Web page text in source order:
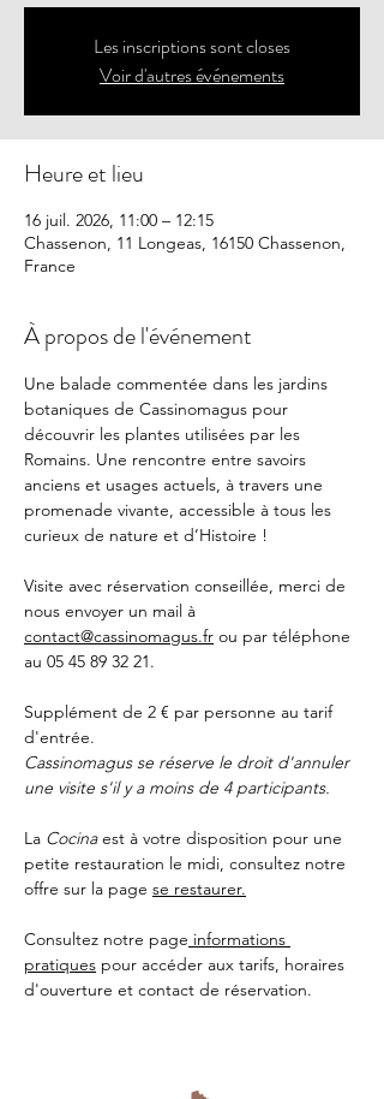
Les inscriptions sont closes
Voir d'autres événements
Heure et lieu
16 juil. 2026, 11:00 – 12:15
Chassenon, 11 Longeas, 16150 Chassenon,
France
À propos de l'événement
Une balade commentée dans les jardins
botaniques de Cassinomagus pour
découvrir les plantes utilisées par les
Romains. Une rencontre entre savoirs
anciens et usages actuels, à travers une
promenade vivante, accessible à tous les
curieux de nature et d’Histoire !
Visite avec réservation conseillée, merci de
nous envoyer un mail à
contact@cassinomagus.fr ou par téléphone
au 05 45 89 32 21.
Supplément de 2 € par personne au tarif
d'entrée.
Cassinomagus se réserve le droit d'annuler
une visite s'il y a moins de 4 participants.
La Cocina est à votre disposition pour une
petite restauration le midi, consultez notre
offre sur la page se restaurer.
Consultez notre page informations
pratiques pour accéder aux tarifs, horaires
d'ouverture et contact de réservation.